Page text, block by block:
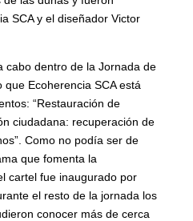
SCA y el diseñador Victor
cabo dentro de la Jornada de
Ecoherencia SCA está
“Restauración de
ciudadana: recuperación de
Como no podía ser de
que fomenta la
cartel fue inaugurado por
el resto de la jornada los
conocer más de cerca